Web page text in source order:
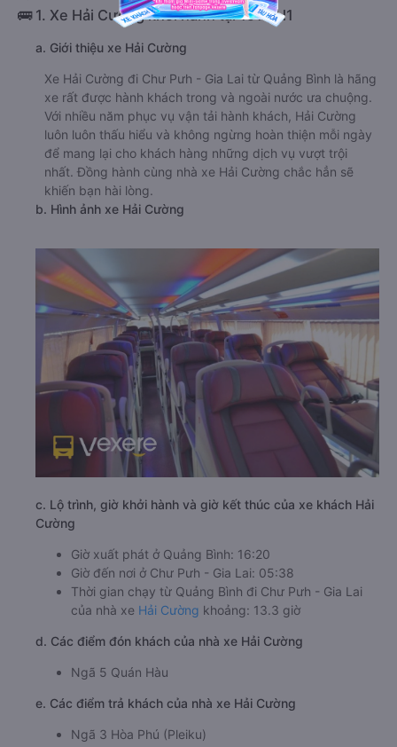
🚌 1. Xe Hải Cường khởi hành tại 191 AH1
a. Giới thiệu xe Hải Cường
Xe Hải Cường đi Chư Pưh - Gia Lai từ Quảng Bình là hãng
xe rất được hành khách trong và ngoài nước ưa chuộng.
Với nhiều năm phục vụ vận tải hành khách, Hải Cường
luôn luôn thấu hiểu và không ngừng hoàn thiện mỗi ngày
để mang lại cho khách hàng những dịch vụ vượt trội
nhất. Đồng hành cùng nhà xe Hải Cường chắc hẳn sẽ
khiến bạn hài lòng.
b. Hình ảnh xe Hải Cường
c. Lộ trình, giờ khởi hành và giờ kết thúc của xe khách Hải
Cường
Giờ xuất phát ở Quảng Bình: 16:20
Giờ đến nơi ở Chư Pưh - Gia Lai: 05:38
Thời gian chạy từ Quảng Bình đi Chư Pưh - Gia Lai
của nhà xe Hải Cường khoảng: 13.3 giờ
d. Các điểm đón khách của nhà xe Hải Cường
Ngã 5 Quán Hàu
e. Các điểm trả khách của nhà xe Hải Cường
Ngã 3 Hòa Phú (Pleiku)